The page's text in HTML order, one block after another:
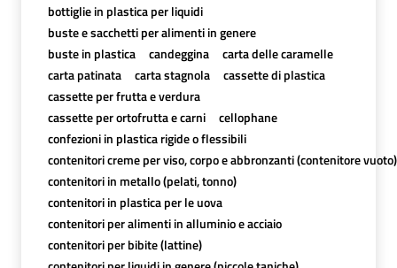
bottiglie in plastica per liquidi
buste e sacchetti per alimenti in genere
buste in plastica
candeggina
carta delle caramelle
carta patinata
carta stagnola
cassette di plastica
cassette per frutta e verdura
cassette per ortofrutta e carni
cellophane
confezioni in plastica rigide o flessibili
contenitori creme per viso, corpo e abbronzanti (contenitore vuoto)
contenitori in metallo (pelati, tonno)
contenitori in plastica per le uova
contenitori per alimenti in alluminio e acciaio
contenitori per bibite (lattine)